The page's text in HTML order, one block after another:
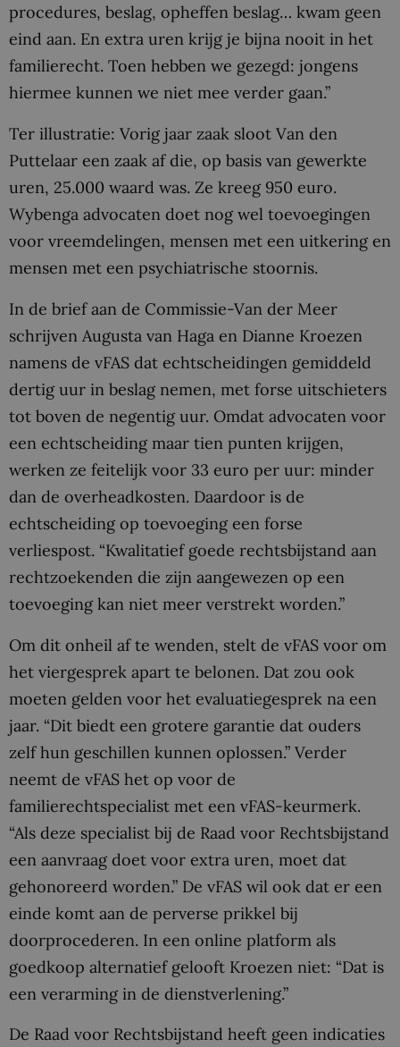
procedures, beslag, opheffen beslag… kwam geen
eind aan. En extra uren krijg je bijna nooit in het
familierecht. Toen hebben we gezegd: jongens
hiermee kunnen we niet mee verder gaan.”
Ter illustratie: Vorig jaar zaak sloot Van den
Puttelaar een zaak af die, op basis van gewerkte
uren, 25.000 waard was. Ze kreeg 950 euro.
Wybenga advocaten doet nog wel toevoegingen
voor vreemdelingen, mensen met een uitkering en
mensen met een psychiatrische stoornis.
In de brief aan de Commissie-Van der Meer
schrijven Augusta van Haga en Dianne Kroezen
namens de vFAS dat echtscheidingen gemiddeld
dertig uur in beslag nemen, met forse uitschieters
tot boven de negentig uur. Omdat advocaten voor
een echtscheiding maar tien punten krijgen,
werken ze feitelijk voor 33 euro per uur: minder
dan de overheadkosten. Daardoor is de
echtscheiding op toevoeging een forse
verliespost. “Kwalitatief goede rechtsbijstand aan
rechtzoekenden die zijn aangewezen op een
toevoeging kan niet meer verstrekt worden.”
Om dit onheil af te wenden, stelt de vFAS voor om
het viergesprek apart te belonen. Dat zou ook
moeten gelden voor het evaluatiegesprek na een
jaar. “Dit biedt een grotere garantie dat ouders
zelf hun geschillen kunnen oplossen.” Verder
neemt de vFAS het op voor de
familierechtspecialist met een vFAS-keurmerk.
“Als deze specialist bij de Raad voor Rechtsbijstand
een aanvraag doet voor extra uren, moet dat
gehonoreerd worden.” De vFAS wil ook dat er een
einde komt aan de perverse prikkel bij
doorprocederen. In een online platform als
goedkoop alternatief gelooft Kroezen niet: “Dat is
een verarming in de dienstverlening.”
De Raad voor Rechtsbijstand heeft geen indicaties